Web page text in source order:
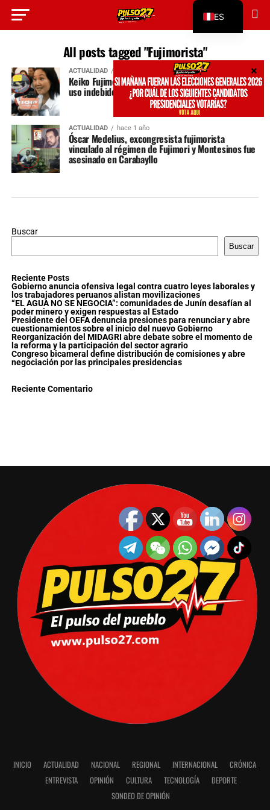
All posts tagged "Fujimorista"
ACTUALIDAD
Keiko Fujimori lanza cuarta candidatura haciendo
uso indebido de recursos estatales de Perú
ACTUALIDAD hace 1 año
Óscar Medelius, excongresista fujimorista
vinculado al régimen de Fujimori y Montesinos fue
asesinado en Carabayllo
Buscar
Buscar
Reciente Posts
Gobierno anuncia ofensiva legal contra cuatro leyes laborales y
los trabajadores peruanos alistan movilizaciones
“EL AGUA NO SE NEGOCIA”: comunidades de Junín desafían al
poder minero y exigen respuestas al Estado
Presidente del OEFA denuncia presiones para renunciar y abre
cuestionamientos sobre el inicio del nuevo Gobierno
Reorganización del MIDAGRI abre debate sobre el momento de
la reforma y la participación del sector agrario
Congreso bicameral define distribución de comisiones y abre
negociación por las principales presidencias
Reciente Comentario
INICIO ACTUALIDAD NACIONAL REGIONAL INTERNACIONAL
CRÓNICA
ENTREVISTA
OPINIÓN CULTURA TECNOLOGÍA
DEPORTE
SONDEO DE OPINIÓN
ES
EN